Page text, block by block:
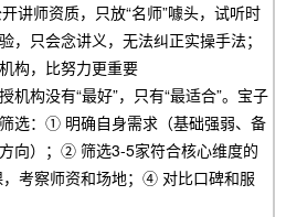
讲师资质，只放“名师”噱头，试听时
，只会念讲义，无法纠正实操手法；
构，比努力更重要
机构没有“最好”，只有“最适合”。宝子
选：① 明确自身需求（基础强弱、备
向）；② 筛选3-5家符合核心维度的
考察师资和场地；④ 对比口碑和服